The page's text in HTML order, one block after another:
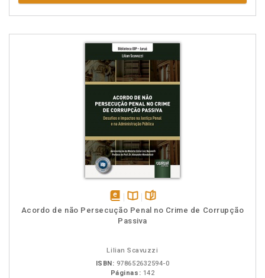
disponível
em
Disponível
na
páginas
Acordo de não Persecução Penal no Crime de Corrupção
Passiva
Lilian Scavuzzi
ISBN: 978652632594-0
Páginas: 142